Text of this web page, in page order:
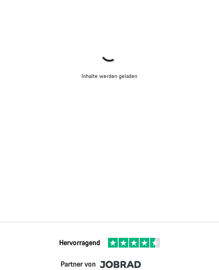
Inhalte werden geladen
Hervorragend
Partner von